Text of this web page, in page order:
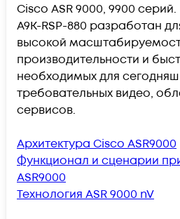
Cisco ASR 9000, 9900 серий.
A9K-RSP-880 разработан
высокой
производительности и
необходимых для
требовательных видео,
сервисов.
Архитектура Cisco ASR9000
Функционал и сценарии
ASR9000
Технология ASR 9000 nV